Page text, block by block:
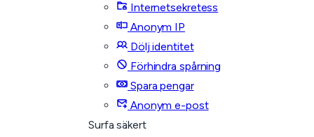
Internetsekretess
Anonym IP
Dölj identitet
Förhindra spårning
Spara pengar
Anonym e-post
Surfa säkert